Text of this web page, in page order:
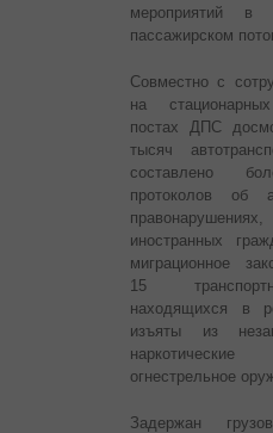
мероприятий в
пассажирском
Совместно с
на
постах ДПС
тысяч
составлено
протоколов об
иностранных
миграционное
15
находящихся в
изъяты из
огнестрельное
Задержан